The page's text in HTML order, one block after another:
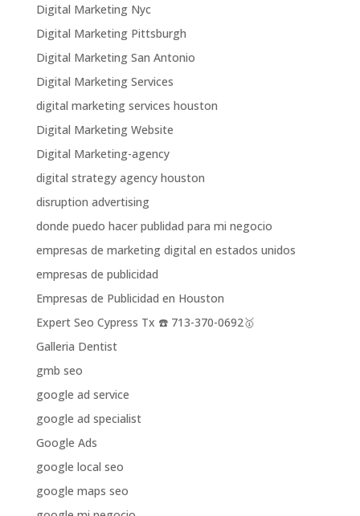
Digital Marketing Nyc
Digital Marketing Pittsburgh
Digital Marketing San Antonio
Digital Marketing Services
digital marketing services houston
Digital Marketing Website
Digital Marketing-agency
digital strategy agency houston
disruption advertising
donde puedo hacer publidad para mi negocio
empresas de marketing digital en estados unidos
empresas de publicidad
Empresas de Publicidad en Houston
Expert Seo Cypress Tx ☎️ 713-370-0692🥇
Galleria Dentist
gmb seo
google ad service
google ad specialist
Google Ads
google local seo
google maps seo